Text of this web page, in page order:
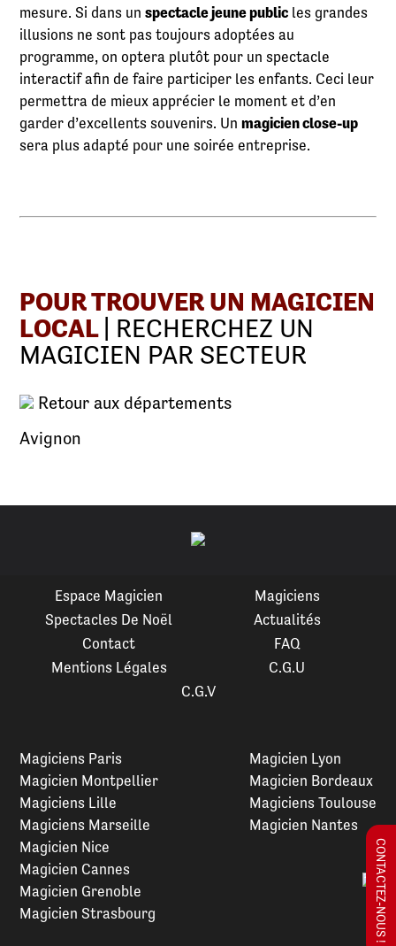
mesure. Si dans unspectacle jeune public les grandes
illusions ne sont pas toujours adoptées au
programme, on optera plutôt pour un spectacle
interactif afin de faire participer les enfants. Ceci leur
permettra de mieux apprécier le moment et d’en
garder d’excellents souvenirs. Unmagicien close-up
sera plus adapté pour une soirée entreprise.
POUR TROUVER UN MAGICIEN
LOCAL | RECHERCHEZ UN
MAGICIEN PAR SECTEUR
Retour aux départements
Avignon
CONTACTEZ-NOUS !
Espace Magicien
Magiciens
Spectacles De Noël
Actualités
Contact
FAQ
Mentions Légales
C.G.U
C.G.V
Magiciens Paris
Magicien Montpellier
Magiciens Lille
Magiciens Marseille
Magicien Lyon
Magicien Bordeaux
Magiciens Toulouse
Magicien Nantes
Magicien Nice
Magicien Cannes
Magicien Grenoble
Magicien Strasbourg